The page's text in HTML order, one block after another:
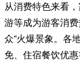
从消费特色来看
游等成为游客消
众”火爆景象。各
免、住宿餐饮优